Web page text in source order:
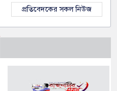
প্রতিবেদকের সকল নিউজ